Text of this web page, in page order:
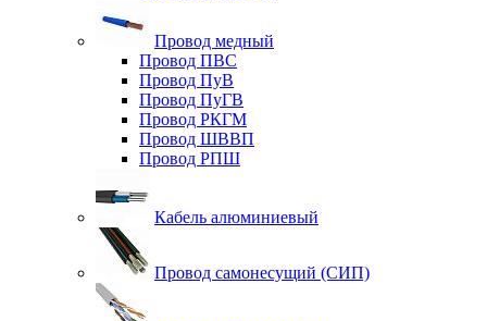
Провод медный
Провод ПВС
Провод ПуВ
Провод ПуГВ
Провод РКГМ
Провод ШВВП
Провод РПШ
Кабель алюминиевый
Провод самонесущий (СИП)